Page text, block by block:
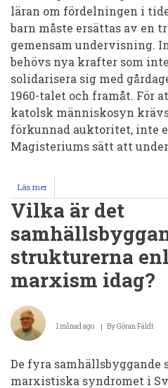
läran om fördelningen i
barn måste ersättas av en
gemensam undervisning.
behövs nya krafter som
solidarisera sig med
1960-talet och framåt. För
katolsk människosyn
förkunnad auktoritet, inte
Magisteriums sätt att
Läs mer
Vem
ska
en
ny
version
den
Vilka är det
strukturerna
marxism idag?
1 månad ago ByGöran Fäldt
De fyra
marxistiska syndromet i